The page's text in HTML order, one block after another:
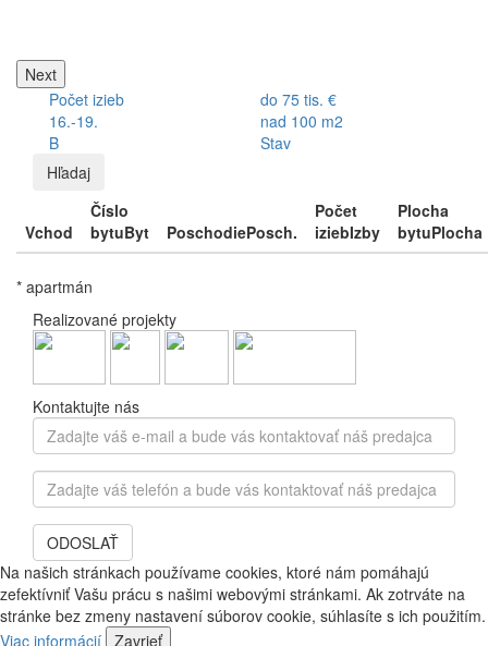
Next
Počet izieb
do 75 tis. €
16.-19.
nad 100 m2
B
Stav
Hľadaj
Vchod
Číslo
bytuByt PoschodiePosch.
Počet
iziebIzby
Plocha
bytuPlocha
* apartmán
Realizované projekty
Kontaktujte nás
Zadajte
váš
e-
mail
a
bude
vás
kontaktovať
náš
predajca
Zadajte
váš
telefón
bude
vás
kontaktovať
náš
ODOSLAŤ
Na našich stránkach používame cookies, ktoré nám pomáhajú
zefektívniť Vašu prácu s našimi webovými stránkami. Ak zotrváte na
stránke bez zmeny nastavení súborov cookie, súhlasíte s ich použitím.
Viac informácií Zavrieť